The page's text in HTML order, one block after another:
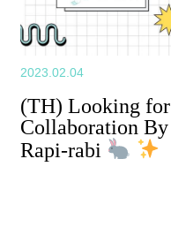
2023.02.04
(TH) Looking for
Collaboration By
Rapi-rabi